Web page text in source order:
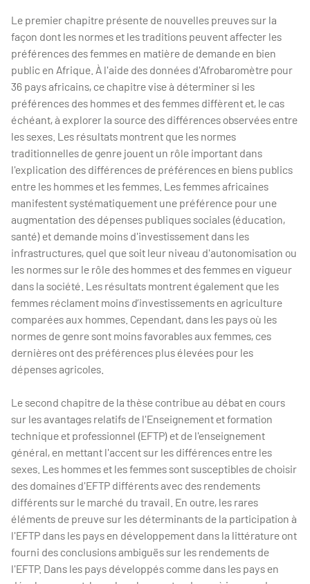
Le premier chapitre présente de nouvelles preuves sur la
façon dont les normes et les traditions peuvent affecter les
préférences des femmes en matière de demande en bien
public en Afrique. À l'aide des données d'Afrobaromètre pour
36 pays africains, ce chapitre vise à déterminer si les
préférences des hommes et des femmes diffèrent et, le cas
échéant, à explorer la source des différences observées entre
les sexes. Les résultats montrent que les normes
traditionnelles de genre jouent un rôle important dans
l'explication des différences de préférences en biens publics
entre les hommes et les femmes. Les femmes africaines
manifestent systématiquement une préférence pour une
augmentation des dépenses publiques sociales (éducation,
santé) et demande moins d'investissement dans les
infrastructures, quel que soit leur niveau d'autonomisation ou
les normes sur le rôle des hommes et des femmes en vigueur
dans la société. Les résultats montrent également que les
femmes réclament moins d’investissements en agriculture
comparées aux hommes. Cependant, dans les pays où les
normes de genre sont moins favorables aux femmes, ces
dernières ont des préférences plus élevées pour les
dépenses agricoles.
Le second chapitre de la thèse contribue au débat en cours
sur les avantages relatifs de l'Enseignement et formation
technique et professionnel (EFTP) et de l'enseignement
général, en mettant l'accent sur les différences entre les
sexes. Les hommes et les femmes sont susceptibles de choisir
des domaines d'EFTP différents avec des rendements
différents sur le marché du travail. En outre, les rares
éléments de preuve sur les déterminants de la participation à
l'EFTP dans les pays en développement dans la littérature ont
fourni des conclusions ambiguës sur les rendements de
l'EFTP. Dans les pays développés comme dans les pays en